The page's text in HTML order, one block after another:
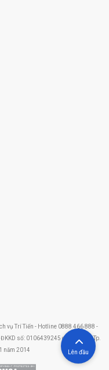
vụ Trí Tiến - Hotline 0888 466 888 -
số: 0106439245 do Sở KHĐT Tp.
năm 2014
Lên đầu